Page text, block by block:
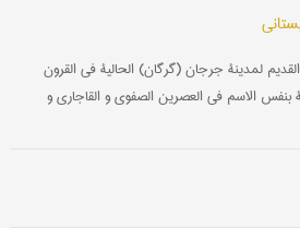
القدیم لمدینة جرجان (گرگان) الحالیة في القرون
بنفس الاسم في العصرين الصفوي و القاجاري و